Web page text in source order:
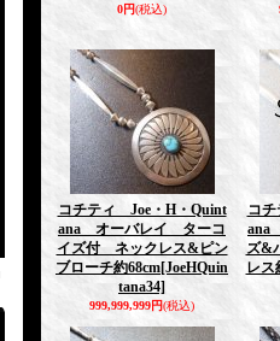
0円(税込)
コチティ Joe・H・Quint
ana オーバレイ ターコ
イズ付 ネックレス&ピン
ブローチ約68cm[JoeHQuin
tana34]
999,999,999円(税込)
コ
ana
ズ&
レス